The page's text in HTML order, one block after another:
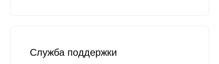
Служба поддержки